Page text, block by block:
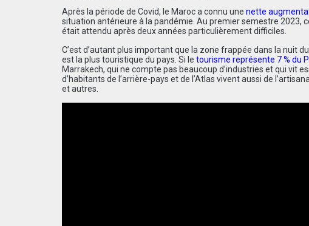
Après la période de Covid, le Maroc a connu une nette
situation antérieure à la pandémie. Au premier semestre 2023,
était attendu après deux années particulièrement difficiles.
C’est d’autant plus important que la zone frappée dans la nuit
est la plus touristique du pays. Si le tourisme représente 7 % du
Marrakech, qui ne compte pas beaucoup d’industries et qui vit
d’habitants de l’arrière-pays et de l’Atlas vivent aussi de
et autres.